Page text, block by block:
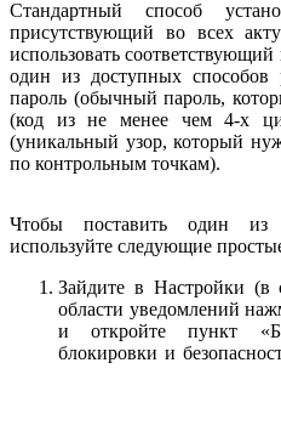
Стандартный способ
присутствующий во всех
использовать
один из доступных способов
пароль (обычный пароль,
(код из не менее чем 4-х
(уникальный узор, который
по контрольным точкам).
Чтобы поставить один из
используйте следующие
Зайдите в Настройки (в
области уведомлений
и откройте пункт
блокировки и